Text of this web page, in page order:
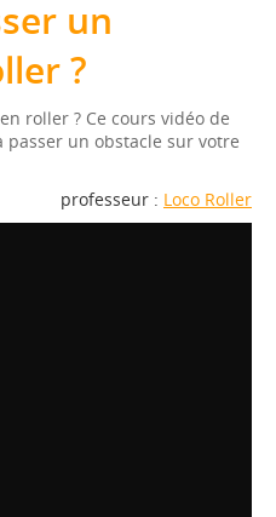
un
?
roller ? Ce cours vidéo de
un obstacle sur votre
professeur : Loco Roller